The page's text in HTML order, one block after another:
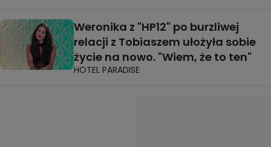
Weronika z "HP12" po burzliwej
relacji z Tobiaszem ułożyła sobie
życie na nowo. "Wiem, że to ten"
HOTEL PARADISE